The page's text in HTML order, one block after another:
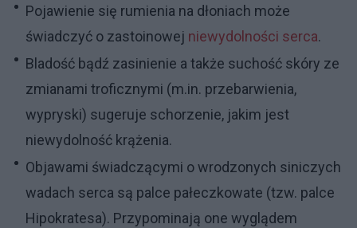
Pojawienie się rumienia na dłoniach może
świadczyć o zastoinowej niewydolności serca.
Bladość bądź zasinienie a także suchość skóry ze
zmianami troficznymi (m.in. przebarwienia,
wypryski) sugeruje schorzenie, jakim jest
niewydolność krążenia.
Objawami świadczącymi o wrodzonych siniczych
wadach serca są palce pałeczkowate (tzw. palce
Hipokratesa). Przypominają one wyglądem